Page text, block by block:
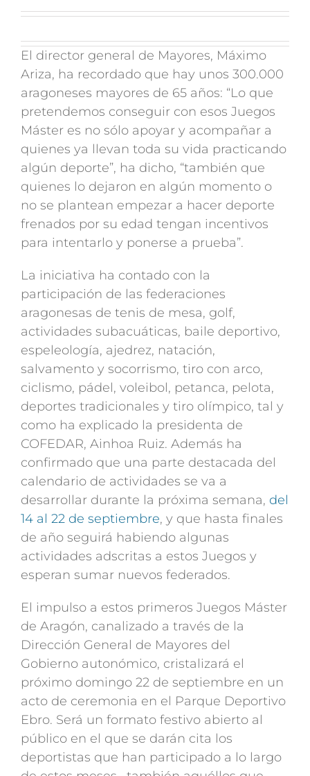
El director general de Mayores, Máximo
Ariza, ha recordado que hay unos 300.000
aragoneses mayores de 65 años: “Lo que
pretendemos conseguir con esos Juegos
Máster es no sólo apoyar y acompañar a
quienes ya llevan toda su vida practicando
algún deporte”, ha dicho, “también que
quienes lo dejaron en algún momento o
no se plantean empezar a hacer deporte
frenados por su edad tengan incentivos
para intentarlo y ponerse a prueba”.
La iniciativa ha contado con la
participación de las federaciones
aragonesas de tenis de mesa, golf,
actividades subacuáticas, baile deportivo,
espeleología, ajedrez, natación,
salvamento y socorrismo, tiro con arco,
ciclismo, pádel, voleibol, petanca, pelota,
deportes tradicionales y tiro olímpico, tal y
como ha explicado la presidenta de
COFEDAR, Ainhoa Ruiz. Además ha
confirmado que una parte destacada del
calendario de actividades se va a
desarrollar durante la próxima semana, del
14 al 22 de septiembre, y que hasta finales
de año seguirá habiendo algunas
actividades adscritas a estos Juegos y
esperan sumar nuevos federados.
El impulso a estos primeros Juegos Máster
de Aragón, canalizado a través de la
Dirección General de Mayores del
Gobierno autonómico, cristalizará el
próximo domingo 22 de septiembre en un
acto de ceremonia en el Parque Deportivo
Ebro. Será un formato festivo abierto al
público en el que se darán cita los
deportistas que han participado a lo largo